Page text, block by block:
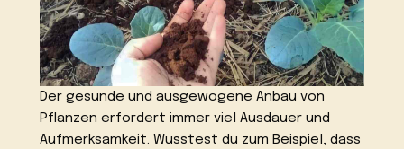
Der gesunde und ausgewogene Anbau von
Pflanzen erfordert immer viel Ausdauer und
Aufmerksamkeit. Wusstest du zum Beispiel, dass